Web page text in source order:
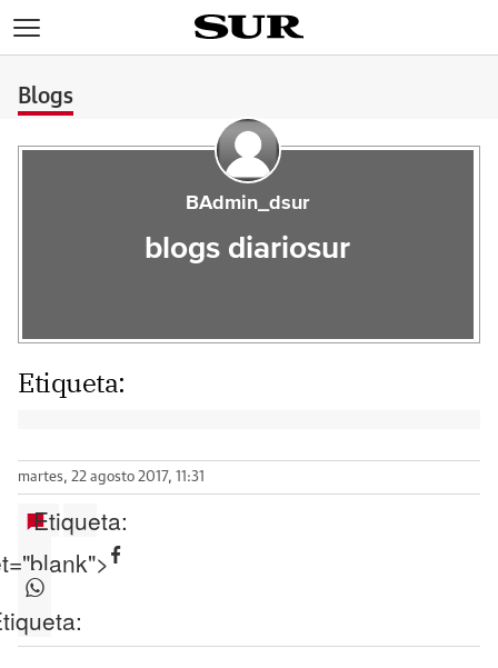
Blogs
BAdmin_dsur
blogs diariosur
Etiqueta:
martes, 22 agosto 2017, 11:31
Etiqueta: